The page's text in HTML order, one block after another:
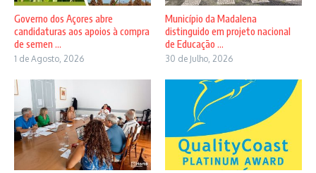
Governo dos Açores abre
candidaturas aos apoios à compra
de semen ...
1 de Agosto, 2026
Município da Madalena
distinguido em projeto nacional
de Educação ...
30 de Julho, 2026